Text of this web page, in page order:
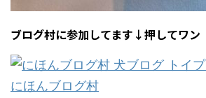
ブログ村に参加してます↓押してワン
にほんブログ村